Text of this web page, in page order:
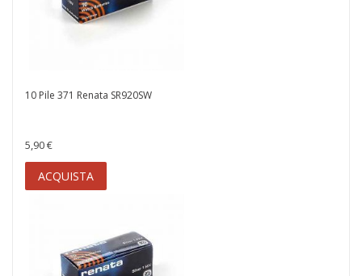
10 Pile 371 Renata SR920SW
5,90 €
ACQUISTA